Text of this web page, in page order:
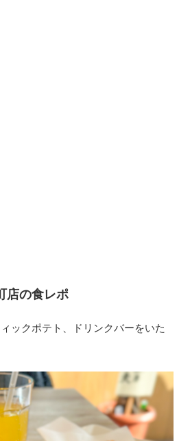
店の食レポ
ックポテト、ドリンクバーをいた